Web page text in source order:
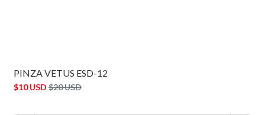
PINZA VETUS ESD-12
$10 USD $20 USD